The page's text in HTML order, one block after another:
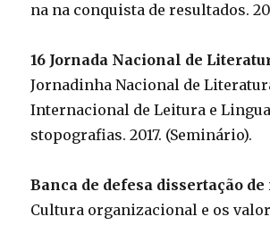
na na conquista de resultados.
16 Jornada Nacional de
Jornadinha Nacional de
Internacional de Leitura e
stopografias. 2017. (Seminário).
Banca de defesa dissertação
Cultura organizacional e os